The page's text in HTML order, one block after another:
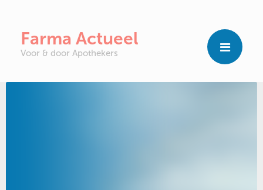
Farma Actueel
Voor & door Apothekers